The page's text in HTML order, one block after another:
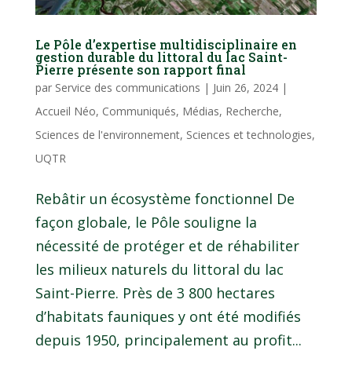
Le Pôle d’expertise multidisciplinaire en
gestion durable du littoral du lac Saint-
Pierre présente son rapport final
par Service des communications | Juin 26, 2024|
Accueil Néo, Communiqués, Médias, Recherche,
Sciences de l'environnement, Sciences et technologies,
UQTR
Rebâtir un écosystème fonctionnel De
façon globale, le Pôle souligne la
nécessité de protéger et de réhabiliter
les milieux naturels du littoral du lac
Saint-Pierre. Près de 3 800 hectares
d’habitats fauniques y ont été modifiés
depuis 1950, principalement au profit...